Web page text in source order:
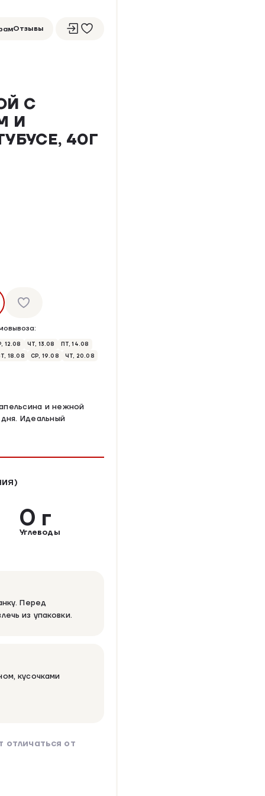
Отзывы
С
И
40Г
12.08 ЧТ, 13.08
ПТ, 14.08
18.08 СР, 19.08
ЧТ, 20.08
и нежной
Идеальный
0 г
Углеводы
Перед
из упаковки.
кусочками
от